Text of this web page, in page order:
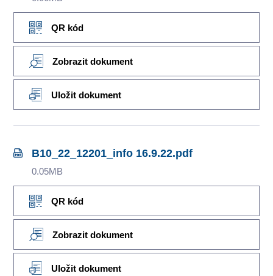
QR kód
Zobrazit dokument
Uložit dokument
B10_22_12201_info 16.9.22.pdf
0.05MB
QR kód
Zobrazit dokument
Uložit dokument